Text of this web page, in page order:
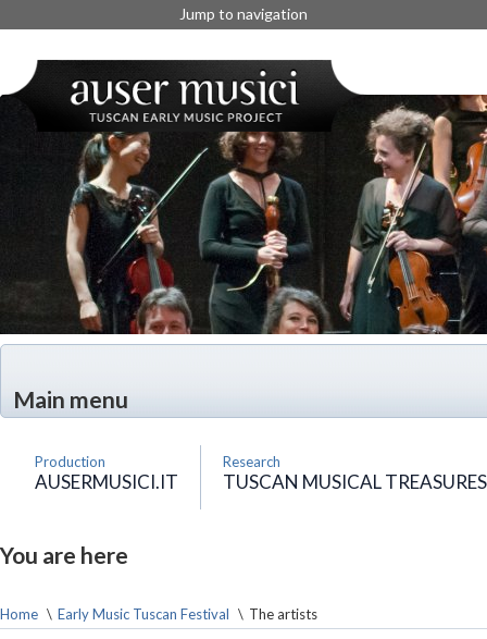
Jump to navigation
Main menu
Production
AUSERMUSICI.IT
Research
TUSCAN MUSICAL TREASURES
You are here
Home \ Early Music Tuscan Festival \ The artists